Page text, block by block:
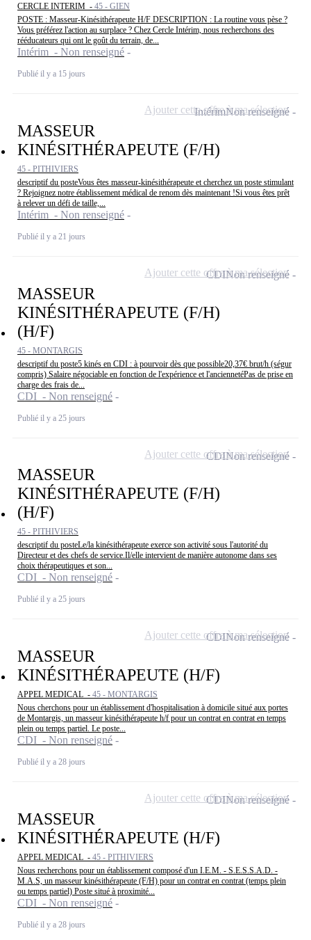
CERCLE INTERIM - 45 - GIEN
POSTE : Masseur-Kinésithérapeute H/F DESCRIPTION : La routine vous pèse ?
Vous préférez l'action au surplace ? Chez Cercle Intérim, nous recherchons des
rééducateurs qui ont le goût du terrain, de...
Intérim - Non renseigné
Publié il y a 15 jours
MASSEUR
KINÉSITHÉRAPEUTE (F/H)
45 - PITHIVIERS
descriptif du posteVous êtes masseur-kinésithérapeute et cherchez un poste stimulant
? Rejoignez notre établissement médical de renom dès maintenant !Si vous êtes prêt
à relever un défi de taille,...
Intérim - Non renseigné
Publié il y a 21 jours
IntérimNon renseigné
Ajouter cette offre à ma sélection
MASSEUR
KINÉSITHÉRAPEUTE (F/H)
(H/F)
45 - MONTARGIS
descriptif du poste5 kinés en CDI : à pourvoir dès que possible20,37€ brut/h (ségur
compris) Salaire négociable en fonction de l'expérience et l'anciennetéPas de prise en
charge des frais de...
CDI - Non renseigné
Publié il y a 25 jours
CDINon renseigné
Ajouter cette offre à ma sélection
MASSEUR
KINÉSITHÉRAPEUTE (F/H)
(H/F)
45 - PITHIVIERS
descriptif du posteLe/la kinésithérapeute exerce son activité sous l'autorité du
Directeur et des chefs de service.Il/elle intervient de manière autonome dans ses
choix thérapeutiques et son...
CDI - Non renseigné
Publié il y a 25 jours
CDINon renseigné
Ajouter cette offre à ma sélection
MASSEUR
KINÉSITHÉRAPEUTE (H/F)
APPEL MEDICAL - 45 - MONTARGIS
Nous cherchons pour un établissement d'hospitalisation à domicile situé aux portes
de Montargis, un masseur kinésithérapeute h/f pour un contrat en contrat en temps
plein ou temps partiel. Le poste...
CDI - Non renseigné
Publié il y a 28 jours
CDINon renseigné
Ajouter cette offre à ma sélection
MASSEUR
KINÉSITHÉRAPEUTE (H/F)
APPEL MEDICAL - 45 - PITHIVIERS
Nous recherchons pour un établissement composé d'un I.E.M. - S.E.S.S.A.D. -
M.A.S, un masseur kinésithérapeute (F/H) pour un contrat en contrat (temps plein
ou temps partiel) Poste situé à proximité...
CDI - Non renseigné
Publié il y a 28 jours
CDINon renseigné
Ajouter cette offre à ma sélection